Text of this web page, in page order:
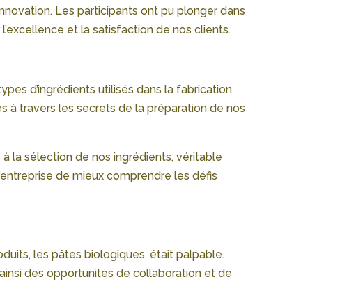
Les participants ont pu plonger dans
et la satisfaction de nos clients.
d’ingrédients utilisés dans la fabrication
à travers les secrets de la préparation de nos
la sélection de nos ingrédients, véritable
de mieux comprendre les défis
les pâtes biologiques, était palpable.
des opportunités de collaboration et de